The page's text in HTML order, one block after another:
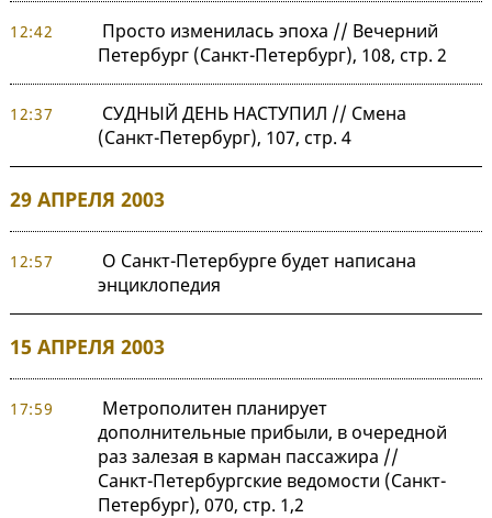
12:42
Просто изменилась эпоха // Вечерний
Петербург (Санкт-Петербург), 108, стр. 2
12:37
СУДНЫЙ ДЕНЬ НАСТУПИЛ // Смена
(Санкт-Петербург), 107, стр. 4
29 АПРЕЛЯ 2003
12:57
О Санкт-Петербурге будет написана
энциклопедия
15 АПРЕЛЯ 2003
17:59
Метрополитен планирует
дополнительные прибыли, в очередной
раз залезая в карман пассажира //
Санкт-Петербургские ведомости (Санкт-
Петербург), 070, стр. 1,2